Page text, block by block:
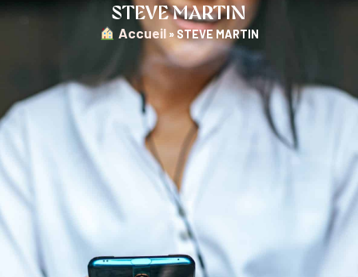
STEVE MARTIN
︎ Accueil » STEVE MARTIN